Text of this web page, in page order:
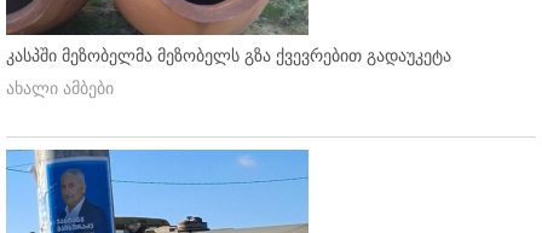
კასპში მეზობელმა მეზობელს გზა ქვევრებით გადაუკეტა
ახალი ამბები